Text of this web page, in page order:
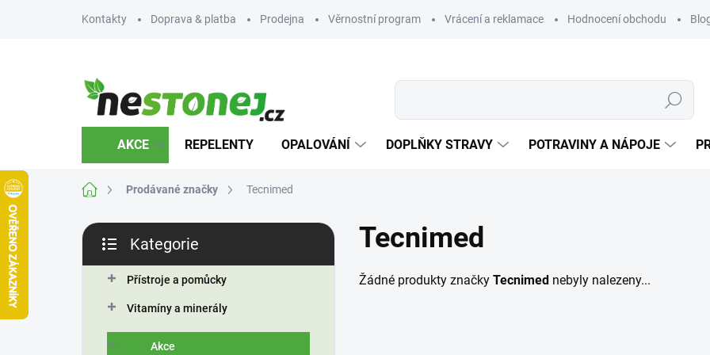
Kontakty Doprava & platba Prodejna Věrnostní program Vrácení a reklamace Hodnocení obchodu
Hledat
AKCE REPELENTY OPALOVÁNÍ DOPLŇKY STRAVY POTRAVINY A NÁPOJE
Domů Prodávané značky Tecnimed
P
s
kategorie
Kategorie
Přístroje a pomůcky
Vitamíny a minerály
Akce
Tecnimed
Žádné produkty značky Tecnimed nebyly nalezeny...